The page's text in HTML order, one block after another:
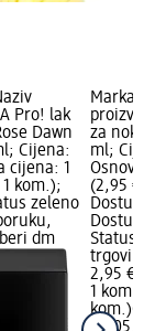
Pro! lak
Dawn
Cijena:
cijena: 1
kom.);
zeleno
dm
Marka:
za nokte
ml;
(2,95 €
Status
trgovinu
2,95 €
1 kom.
kom.)